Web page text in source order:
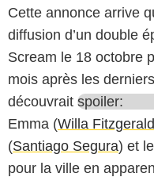
Cette annonce arrive
diffusion d’un double
Scream le 18 octobre
mois après les
découvrait spoiler:
Emma (Willa Fitzgerald
(Santiago Segura) et
pour la ville en